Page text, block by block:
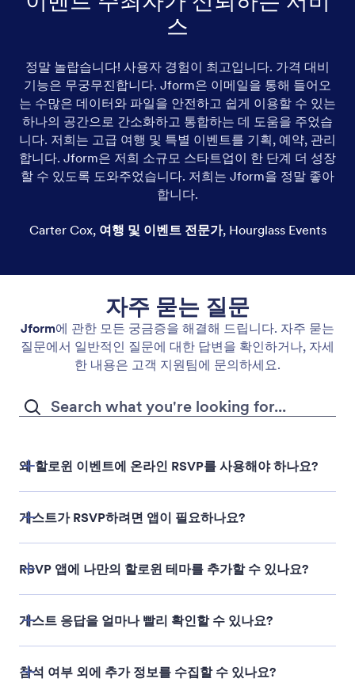
스
정말 놀랍습니다! 사용자 경험이 최고입니다. 가격 대비
기능은 무궁무진합니다. Jform은 이메일을 통해 들어오
는 수많은 데이터와 파일을 안전하고 쉽게 이용할 수 있는
하나의 공간으로 간소화하고 통합하는 데 도움을 주었습
니다. 저희는 고급 여행 및 특별 이벤트를 기획, 예약, 관리
합니다. Jform은 저희 소규모 스타트업이 한 단계 더 성장
할 수 있도록 도와주었습니다. 저희는 Jform을 정말 좋아
합니다.
Carter Cox, 여행 및 이벤트 전문가, Hourglass Events
자주 묻는 질문
Jform에 관한 모든 궁금증을 해결해 드립니다. 자주 묻는
질문에서 일반적인 질문에 대한 답변을 확인하거나, 자세
한 내용은 고객 지원팀에 문의하세요.
왜 할로윈 이벤트에 온라인 RSVP를 사용해야 하나요?
게스트가 RSVP하려면 앱이 필요하나요?
RSVP 앱에 나만의 할로윈 테마를 추가할 수 있나요?
게스트 응답을 얼마나 빨리 확인할 수 있나요?
참석 여부 외에 추가 정보를 수집할 수 있나요?